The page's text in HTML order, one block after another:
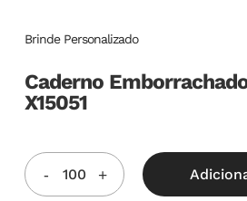
Brinde Personalizado
Caderno
X15051